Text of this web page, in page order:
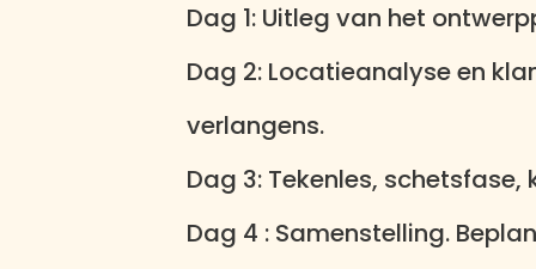
Dag 1: Uitleg van het
Dag 2: Locatieanalyse en
verlangens.
Dag 3: Tekenles, schetsfase,
Dag 4 : Samenstelling.